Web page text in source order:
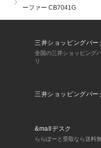
ーファー CB7041G
三井ショッピングパー
全国の三井ショッピング
リ
三井ショッピングパー
&mallデスク
ららぽーと受取なら送料